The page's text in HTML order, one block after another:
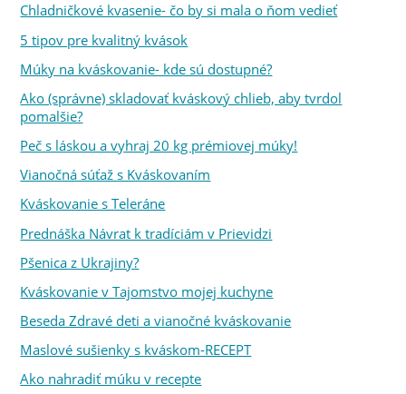
Chladničkové kvasenie- čo by si mala o ňom vedieť
5 tipov pre kvalitný kvások
Múky na kváskovanie- kde sú dostupné?
Ako (správne) skladovať kváskový chlieb, aby tvrdol
pomalšie?
Peč s láskou a vyhraj 20 kg prémiovej múky!
Vianočná súťaž s Kváskovaním
Kváskovanie s Teleráne
Prednáška Návrat k tradíciám v Prievidzi
Pšenica z Ukrajiny?
Kváskovanie v Tajomstvo mojej kuchyne
Beseda Zdravé deti a vianočné kváskovanie
Maslové sušienky s kváskom-RECEPT
Ako nahradiť múku v recepte